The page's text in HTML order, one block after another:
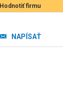
Hodnotiť firmu
NAPÍSAŤ